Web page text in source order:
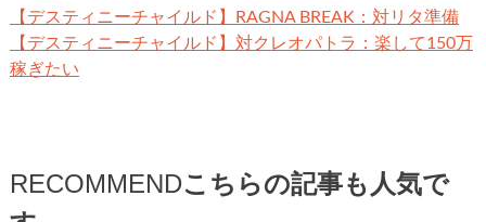
【デスティニーチャイルド】RAGNA BREAK：対リタ準備
【デスティニーチャイルド】対クレオパトラ：楽して150万
稼ぎたい
RECOMMENDこちらの記事も人気で